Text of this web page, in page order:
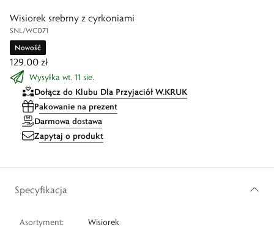
Wisiorek srebrny z cyrkoniami
SNL/WC071
Nowość
129,00 zł
Wysyłka wt. 11 sie.
Dołącz do Klubu Dla Przyjaciół W.KRUK
Pakowanie na prezent
Darmowa dostawa
Zapytaj o produkt
Specyfikacja
Asortyment:
Wisiorek